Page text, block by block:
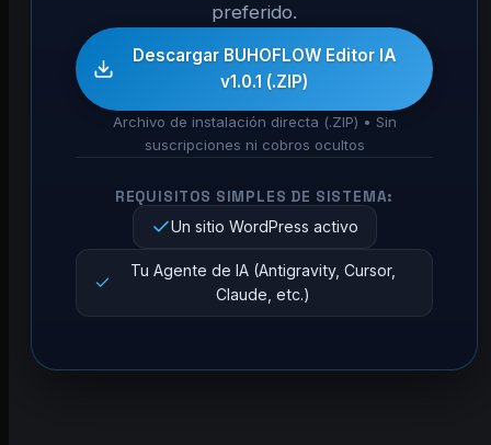
preferido.
Descargar BUHOFLOW Editor IA
v1.0.1 (.ZIP)
Archivo de instalación directa (.ZIP) • Sin
suscripciones ni cobros ocultos
REQUISITOS SIMPLES DE SISTEMA:
Un sitio WordPress activo
Tu Agente de IA (Antigravity, Cursor,
Claude, etc.)